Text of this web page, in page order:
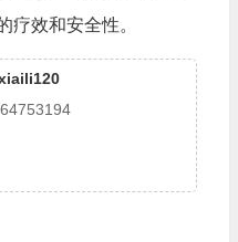
疗效和安全性。